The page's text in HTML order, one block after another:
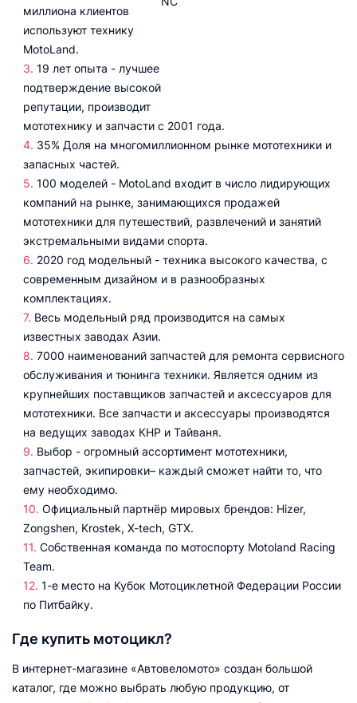
миллиона клиентов
используют технику
MotoLand.
19 лет опыта - лучшее
подтверждение высокой
репутации, производит
мототехнику и запчасти с 2001 года.
35% Доля на многомиллионном рынке мототехники и
запасных частей.
100 моделей - MotoLand входит в число лидирующих
компаний на рынке, занимающихся продажей
мототехники для путешествий, развлечений и занятий
экстремальными видами спорта.
2020 год модельный - техника высокого качества, с
современным дизайном и в разнообразных
комплектациях.
Весь модельный ряд производится на самых
известных заводах Азии.
7000 наименований запчастей для ремонта сервисного
обслуживания и тюнинга техники. Является одним из
крупнейших поставщиков запчастей и аксессуаров для
мототехники. Все запчасти и аксессуары производятся
на ведущих заводах КНР и Тайваня.
Выбор - огромный ассортимент мототехники,
запчастей, экипировки– каждый сможет найти то, что
ему необходимо.
Официальный партнёр мировых брендов: Hizer,
Zongshen, Krostek, X-tech, GTX.
Собственная команда по мотоспорту Motoland Racing
Team.
1-е место на Кубок Мотоциклетной Федерации России
по Питбайку.
Где купить мотоцикл?
В интернет-магазине «Автовеломото» создан большой
каталог, где можно выбрать любую продукцию, от